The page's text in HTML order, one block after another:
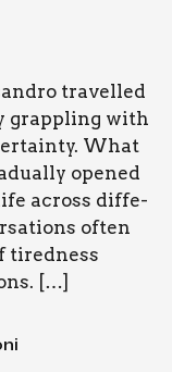
tra­vel­led
grap­pling with
What
ope­ned
across dif­fe­
often
tired­ness
[…]